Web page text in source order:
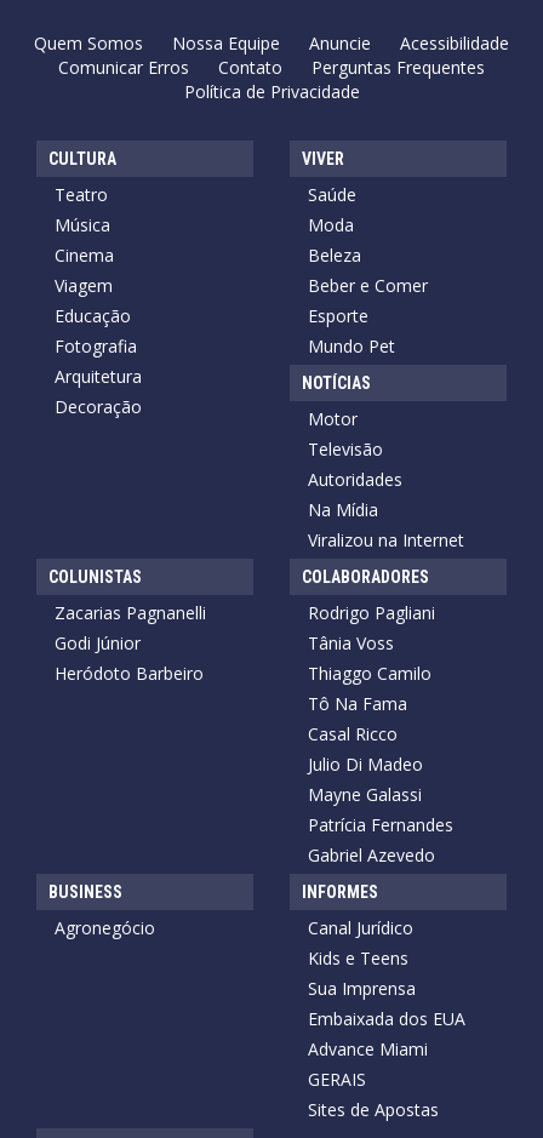
Quem Somos Nossa Equipe Anuncie
Acessibilidade
Comunicar Erros
Contato
Perguntas Frequentes
Política de Privacidade
CULTURA
Teatro
Música
Cinema
Viagem
Educação
Fotografia
Arquitetura
Decoração
VIVER
Saúde
Moda
Beleza
Beber e Comer
Esporte
Mundo Pet
NOTÍCIAS
Motor
Televisão
Autoridades
Na Mídia
Viralizou na Internet
COLUNISTAS
Zacarias Pagnanelli
Godi Júnior
Heródoto Barbeiro
COLABORADORES
Rodrigo Pagliani
Tânia Voss
Thiaggo Camilo
Tô Na Fama
Casal Ricco
Julio Di Madeo
Mayne Galassi
Patrícia Fernandes
Gabriel Azevedo
BUSINESS
Agronegócio
INFORMES
Canal Jurídico
Kids e Teens
Sua Imprensa
Embaixada dos EUA
Advance Miami
GERAIS
Sites de Apostas